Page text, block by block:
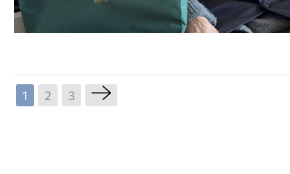
1 2 3